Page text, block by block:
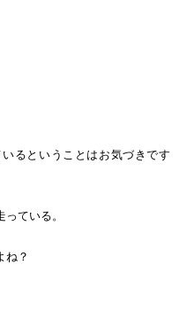
るということはお気づきです
ている。
ね？